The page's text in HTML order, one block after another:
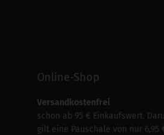
Online-Shop
Versandkostenfrei
schon ab 95 € Einkaufswert.
gilt eine Pauschale von nur 6,95